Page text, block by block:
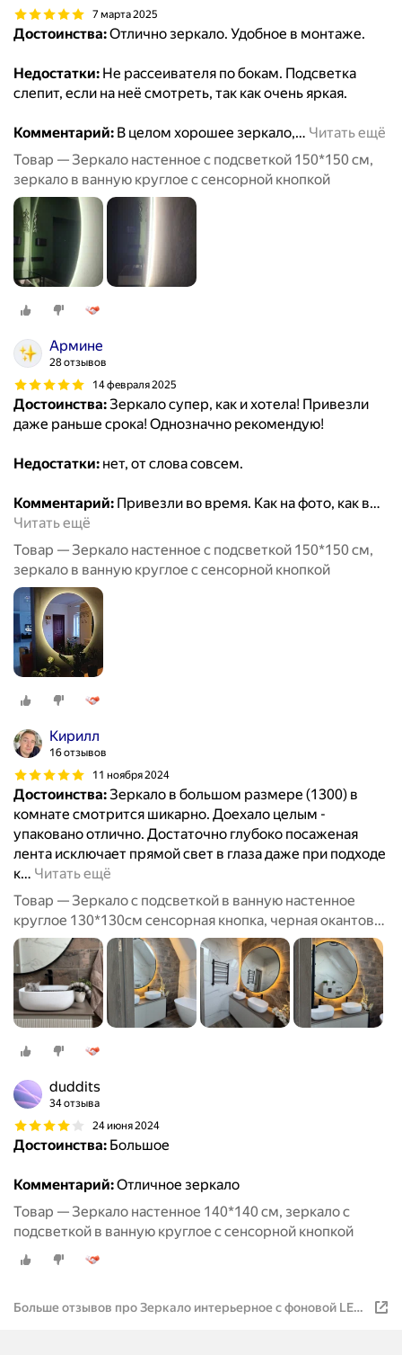
7 марта 2025
Достоинства:Отлично зеркало. Удобное в монтаже.
Недостатки: Не рассеивателя по бокам. Подсветка
слепит, если на неё смотреть, так как очень яркая.
Комментарий: В целом хорошее зеркало,… Читать ещё
Товар — Зеркало настенное с подсветкой 150*150 см,
зеркало в ванную круглое с сенсорной кнопкой
Армине
28 отзывов
14 февраля 2025
Достоинства:Зеркало супер, как и хотела! Привезли
даже раньше срока! Однозначно рекомендую!
Недостатки: нет, от слова совсем.
Комментарий: Привезли во время. Как на фото, как в…
Читать ещё
Товар — Зеркало настенное с подсветкой 150*150 см,
зеркало в ванную круглое с сенсорной кнопкой
Кирилл
16 отзывов
11 ноября 2024
Достоинства:Зеркало в большом размере (1300) в
комнате смотрится шикарно. Доехало целым -
упаковано отлично. Достаточно глубоко посаженая
лента исключает прямой свет в глаза даже при подходе
к… Читать ещё
Товар — Зеркало с подсветкой в ванную настенное
круглое 130*130см сенсорная кнопка, черная окантовка
по периметру
duddits
34 отзыва
24 июня 2024
Достоинства: Большое
Комментарий:Отличное зеркало
Товар — Зеркало настенное 140*140 см, зеркало с
подсветкой в ванную круглое с сенсорной кнопкой
Больше отзывов про Зеркало интерьерное c фоновой LED-